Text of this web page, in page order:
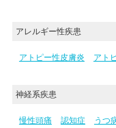
アレルギー性疾患
アトピー性皮膚炎 アト
神経系疾患
慢性頭痛 認知症 うつ